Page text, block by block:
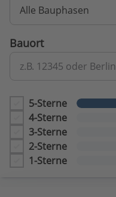
Alle Bauphasen
Bauort
z.B. 12345 oder Berlin
5-Sterne
4-Sterne
3-Sterne
2-Sterne
1-Sterne